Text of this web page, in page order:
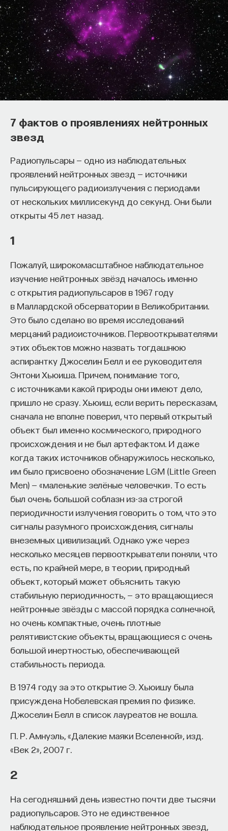
7 фактов о проявлениях нейтронных
звезд
Радиопульсары — одно из наблюдательных
проявлений нейтронных звезд — источники
пульсирующего радиоизлучения с периодами
от нескольких миллисекунд до секунд. Они были
открыты 45 лет назад.
1
Пожалуй, широкомасштабное наблюдательное
изучение нейтронных звёзд началось именно
с открытия радиопульсаров в 1967 году
в Маллардской обсерватории в Великобритании.
Это было сделано во время исследований
мерцаний радиоисточников. Первооткрывателями
этих объектов можно назвать тогдашнюю
аспирантку Джоселин Белл и ее руководителя
Энтони Хьюиша. Причем, понимание того,
с источниками какой природы они имеют дело,
пришло не сразу. Хьюиш, если верить пересказам,
сначала не вполне поверил, что первый открытый
объект был именно космического, природного
происхождения и не был артефактом. И даже
когда таких источников обнаружилось несколько,
им было присвоено обозначение LGM (Little Green
Men) — «маленькие зелёные человечки». То есть
был очень большой соблазн из-за строгой
периодичности излучения говорить о том, что это
сигналы разумного происхождения, сигналы
внеземных цивилизаций. Однако уже через
несколько месяцев первооткрыватели поняли, что
есть, по крайней мере, в теории, природный
объект, который может объяснить такую
стабильную периодичность, — это вращающиеся
нейтронные звёзды с массой порядка солнечной,
но очень компактные, очень плотные
релятивистские объекты, вращающиеся с очень
большой инертностью, обеспечивающей
стабильность периода.
В 1974 году за это открытие Э. Хьюишу была
присуждена Нобелевская премия по физике.
Джоселин Белл в список лауреатов не вошла.
П. Р. Амнуэль, «Далекие маяки Вселенной», изд.
«Век 2», 2007 г.
2
На сегодняшний день известно почти две тысячи
радиопульсаров. Это не единственное
наблюдательное проявление нейтронных звезд,
Как наши память, потребности,
эмоции, внимание, воля связаны
от нейромедиаторов?
Как устроена наша нервная система
на структурном, клеточном и молекулярном
уровнях? В чем состоит роль нейромедиаторов
процессами? Как появляются зависимость,
Каково воздействие на работу мозга гормонов,
иммунной системы?
Ответы на эти и другие вопросы можно найти,
записавшисьна курс «Химия между нейронами:
вещества, которые управляют нами»
Пройдя этот курс, вы научитесь:
— Ориентироваться в общих принципах
работы нашего организма
— Разбираться в биохимических процессах
— Понимать причины нейро- и психопатологий
— Осознавать связь своего поведения
и эмоций с активностью нейромедиаторов
мозга
Автор курса:Вячеслав Дубынин— доктор
биологических наук, профессор кафедры
физиологии человека и животных биологического
факультета МГУ им. М.В. Ломоносова
3/10/2025
НАПИСАТЬ НАМ
НАД МАТЕРИАЛОМ РАБОТАЛИ
Вячеслав Дубынин
доктор биологических наук, профессор
кафедры физиологии человека и животных
биологического факультета МГУ
физиологии мозга
БИОЛОГИЯ МОЗГ НЕЙРОФИЗИОЛОГИЯ
Астрофизик Анатолий Засов
об источниках рентгеновского
излучения, гамма-всплесках
и солнечном ветре
Как появилась рентгеновская астрономия? Какие
существуют типы излучения кроме
электромагнитного? Как метеорологическая
ракета помогла открыть первый рентгеновский
источник за пределами Солнечной системы?
На эти и другие вопросы ответил астрофизик
Анатолий Засов в ходе лекции, опубликованной
на
YouTube-канале Альтаир-ТВ.
Рентгеновские лучи рождаются в тех
процессах, которые связаны с очень
энергичными элементарными частицами.
При открытии рентгеновского излучения
Вильгельм Рентген фактически
использовал энергию электронов, которые
разгонялись большой разностью
потенциалов его газоразрядной трубки,
а вообще, любые процессы, связанные
со взаимодействием быстрых частиц
с веществом, рождают рентгеновские
лучи. Лучи практически не отражаются,
не преломляются, но могут
интерферировать и дифрагировать
и обладают способностью свободно
проходить сквозь мягкие ткани.
рентгеновских лучей могли взяться
можно разделить на два класса: либо это
очень горячий газ, а чтобы он излучал